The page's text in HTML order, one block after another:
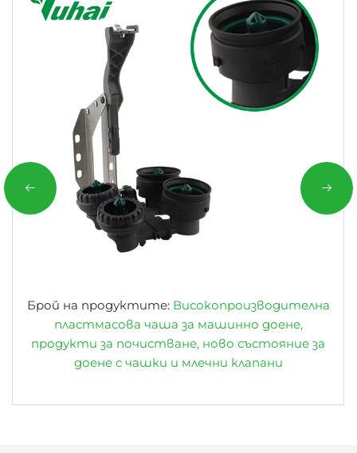
Брой на продуктите:Високопроизводителна
пластмасова чаша за машинно доене,
продукти за почистване, ново състояние за
доене с чашки и млечни клапани